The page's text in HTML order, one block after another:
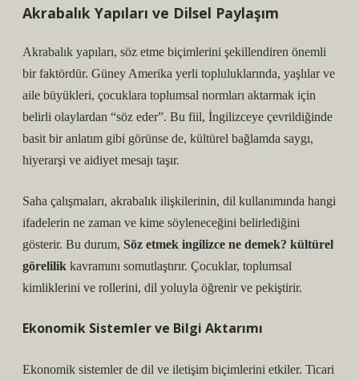
Akrabalık Yapıları ve Dilsel Paylaşım
Akrabalık yapıları, söz etme biçimlerini şekillendiren önemli
bir faktördür. Güney Amerika yerli topluluklarında, yaşlılar ve
aile büyükleri, çocuklara toplumsal normları aktarmak için
belirli olaylardan “söz eder”. Bu fiil, İngilizceye çevrildiğinde
basit bir anlatım gibi görünse de, kültürel bağlamda saygı,
hiyerarşi ve aidiyet mesajı taşır.
Saha çalışmaları, akrabalık ilişkilerinin, dil kullanımında hangi
ifadelerin ne zaman ve kime söyleneceğini belirlediğini
gösterir. Bu durum, Söz etmek ingilizce ne demek? kültürel
görelilik kavramını somutlaştırır. Çocuklar, toplumsal
kimliklerini ve rollerini, dil yoluyla öğrenir ve pekiştirir.
Ekonomik Sistemler ve Bilgi Aktarımı
Ekonomik sistemler de dil ve iletişim biçimlerini etkiler. Ticari